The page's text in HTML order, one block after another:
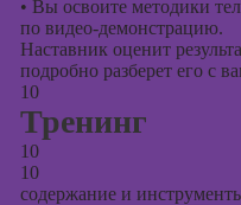
• Вы освоите методики
по видео-демонстрацию.
Наставник оценит
подробно разберет его с
10
Тренинг
10
10
содержание и